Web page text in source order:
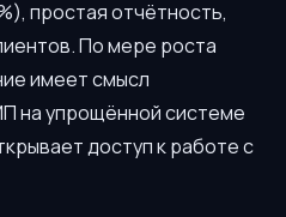
простая отчётность,
По мере роста
имеет смысл
на упрощённой системе
доступ к работе с